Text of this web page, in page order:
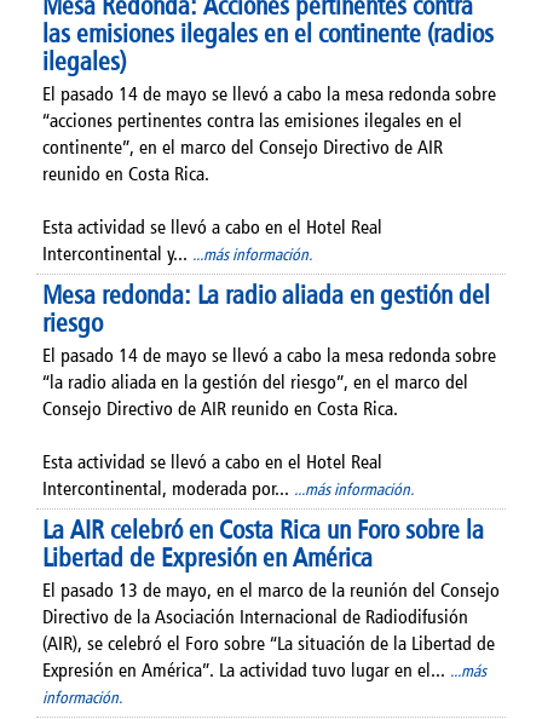
las emisiones ilegales en el continente (radios
ilegales)
El pasado 14 de mayo se llevó a cabo la mesa redonda sobre
“acciones pertinentes contra las emisiones ilegales en el
continente”, en el marco del Consejo Directivo de AIR
reunido en Costa Rica.
Esta actividad se llevó a cabo en el Hotel Real
Intercontinental y... ...más información.
Mesa redonda: La radio aliada en gestión del
riesgo
El pasado 14 de mayo se llevó a cabo la mesa redonda sobre
“la radio aliada en la gestión del riesgo”, en el marco del
Consejo Directivo de AIR reunido en Costa Rica.
Esta actividad se llevó a cabo en el Hotel Real
Intercontinental, moderada por... ...más información.
La AIR celebró en Costa Rica un Foro sobre la
Libertad de Expresión en América
El pasado 13 de mayo, en el marco de la reunión del Consejo
Directivo de la Asociación Internacional de Radiodifusión
(AIR), se celebró el Foro sobre “La situación de la Libertad de
Expresión en América”. La actividad tuvo lugar en el... ...más
información.